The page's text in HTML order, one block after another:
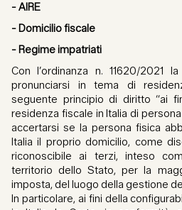
- AIRE
- Domicilio fiscale
- Regime impatriati
Con l’ordinanza n. 11620/2021
pronunciarsi in tema di
seguente principio di diritto “ai
residenza fiscale in Italia di
accertarsi se la persona fisica
Italia il proprio domicilio, come
riconoscibile ai terzi, inteso
territorio dello Stato, per la
imposta, del luogo della gestione
In particolare, ai fini della